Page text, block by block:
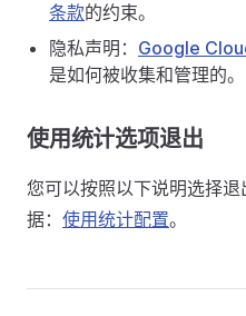
条款的约束。
隐私声明： Google
是如何被收集和管理的。
使用统计选项退出
您可以按照以下说明选择
据： 使用统计配置。